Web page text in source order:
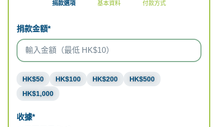
捐款選項 基本資料 付款方式
捐款金額*
HK$50 HK$100 HK$200
HK$500
HK$1,000
收據*